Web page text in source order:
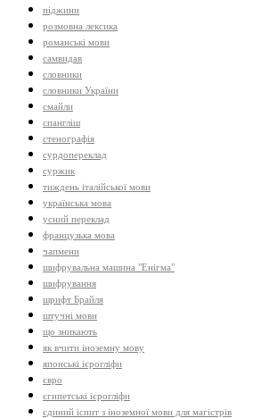
піджини
розмовна лексика
романські мови
самвидав
словники
словники України
смайли
спангліш
стенографія
сурдопереклад
суржик
тиждень італійської мови
українська мова
усний переклад
французька мова
чапмени
шифрувальна машина "Енігма"
шифрування
шрифт Брайля
штучні мови
що зникають
як вчити іноземну мову
японські ієрогліфи
євро
єгипетські ієрогліфи
єдиний іспит з іноземної мови для магістрів